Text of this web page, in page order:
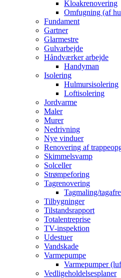
Kloakrenovering
Omfugning (af
Fundament
Gartner
Glarmestre
Gulvarbejde
Håndværker arbejde
Handyman
Isolering
Hulmursisolering
Loftisolering
Jordvarme
Maler
Murer
Nedrivning
Nye vinduer
Renovering af
Skimmelsvamp
Solceller
Strømpeforing
Tagrenovering
Tagmaling/
Tilbygninger
Tilstandsrapport
Totalentreprise
TV-inspektion
Udestuer
Vandskade
Varmepumpe
Varmepumper
Vedligeholdelsesplaner